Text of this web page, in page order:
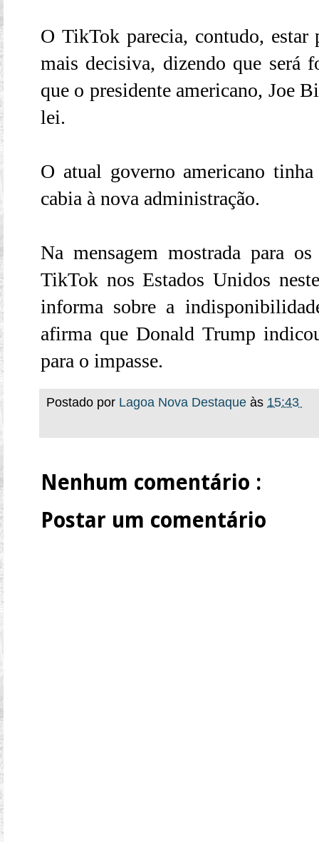
O TikTok parecia, contudo, estar
mais decisiva, dizendo que será
que o presidente americano, Joe
lei.
O atual governo americano
cabia à nova administração.
Na mensagem mostrada para
TikTok nos Estados Unidos
informa sobre a
afirma que Donald Trump
para o impasse.
Postado por Lagoa Nova Destaque às 15:43
Nenhum comentário :
Postar um comentário